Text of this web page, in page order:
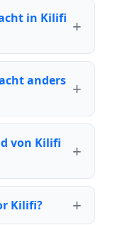
in Kilifi
anders
von Kilifi
Kilifi?